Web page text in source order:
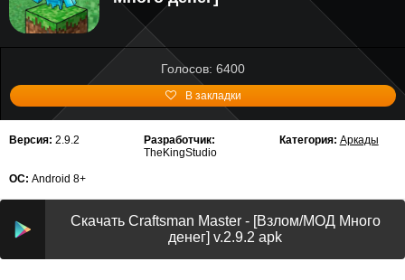
Голосов: 6400
В закладки
Версия: 2.9.2
Разработчик:
TheKingStudio
Категория: Аркады
ОС: Android 8+
Скачать Craftsman Master - [Взлом/МОД Много
денег] v.2.9.2 apk